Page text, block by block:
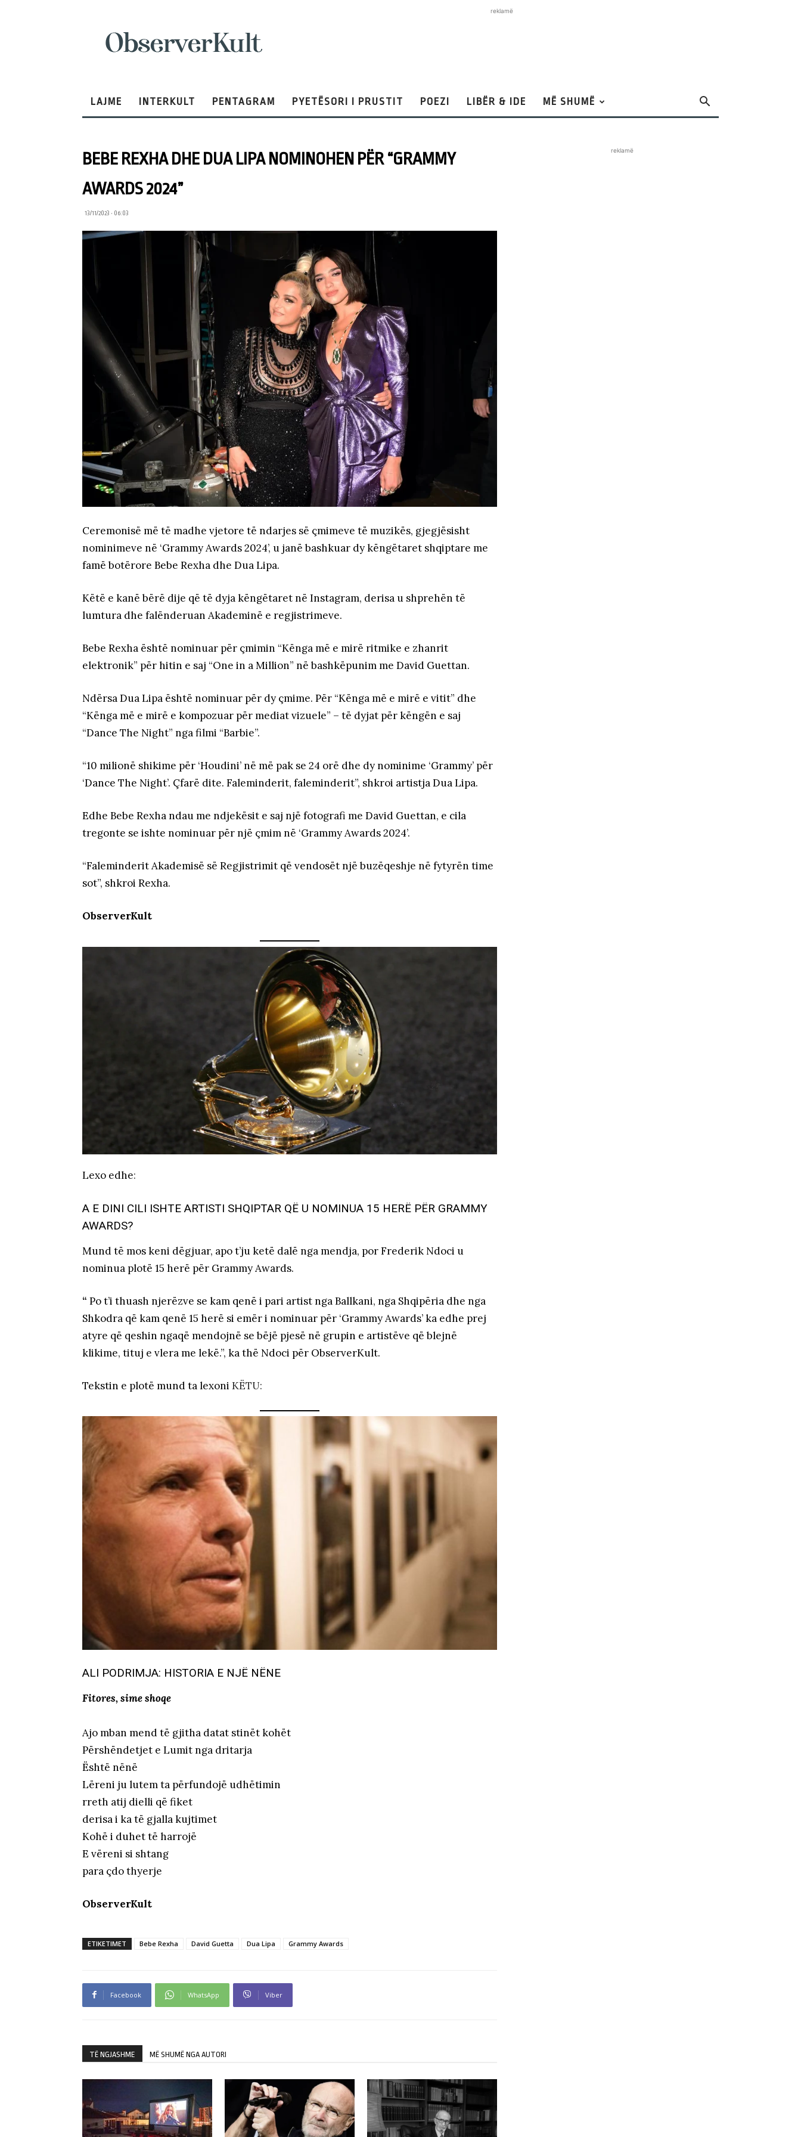
reklamë
LAJME INTERKULT PENTAGRAM PYETËSORI I PRUSTIT POEZI LIBËR & IDE MË SHUMË
BEBE REXHA DHE DUA LIPA NOMINOHEN PËR “GRAMMY
AWARDS 2024”
13/11/2023 • 06:03
Ceremonisë më të madhe vjetore të ndarjes së çmimeve të muzikës, gjegjësisht
nominimeve në ‘Grammy Awards 2024’, u janë bashkuar dy këngëtaret shqiptare me
famë botërore Bebe Rexha dhe Dua Lipa.
Këtë e kanë bërë dije që të dyja këngëtaret në Instagram, derisa u shprehën të
lumtura dhe falënderuan Akademinë e regjistrimeve.
Bebe Rexha është nominuar për çmimin “Kënga më e mirë ritmike e zhanrit
elektronik” për hitin e saj “One in a Million” në bashkëpunim me David Guettan.
Ndërsa Dua Lipa është nominuar për dy çmime. Për “Kënga më e mirë e vitit” dhe
“Kënga më e mirë e kompozuar për mediat vizuele” – të dyjat për këngën e saj
“Dance The Night” nga filmi “Barbie”.
“10 milionë shikime për ‘Houdini’ në më pak se 24 orë dhe dy nominime ‘Grammy’ për
‘Dance The Night’. Çfarë dite. Faleminderit, faleminderit”, shkroi artistja Dua Lipa.
Edhe Bebe Rexha ndau me ndjekësit e saj një fotografi me David Guettan, e cila
tregonte se ishte nominuar për një çmim në ‘Grammy Awards 2024’.
“Faleminderit Akademisë së Regjistrimit që vendosët një buzëqeshje në fytyrën time
sot”, shkroi Rexha.
ObserverKult
Lexo edhe:
A E DINI CILI ISHTE ARTISTI SHQIPTAR QË U NOMINUA 15 HERË PËR GRAMMY
AWARDS?
Mund të mos keni dëgjuar, apo t’ju ketë dalë nga mendja, por Frederik Ndoci u
nominua plotë 15 herë për Grammy Awards.
“ Po t’i thuash njerëzve se kam qenë i pari artist nga Ballkani, nga Shqipëria dhe nga
Shkodra që kam qenë 15 herë si emër i nominuar për ‘Grammy Awards’ ka edhe prej
atyre që qeshin ngaqë mendojnë se bëjë pjesë në grupin e artistëve që blejnë
klikime, tituj e vlera me lekë.”, ka thë Ndoci për ObserverKult.
Tekstin e plotë mund ta lexoni KËTU:
ALI PODRIMJA: HISTORIA E NJË NËNE
Fitores, sime shoqe
Ajo mban mend të gjitha datat stinët kohët
Përshëndetjet e Lumit nga dritarja
Është nënë
Lëreni ju lutem ta përfundojë udhëtimin
rreth atij dielli që fiket
derisa i ka të gjalla kujtimet
Kohë i duhet të harrojë
E vëreni si shtang
para çdo thyerje
ObserverKult
ETIKETIMET Bebe Rexha David Guetta Dua Lipa Grammy Awards
Facebook WhatsApp Viber
TË NGJASHME MË SHUMË NGA AUTORI
reklamë